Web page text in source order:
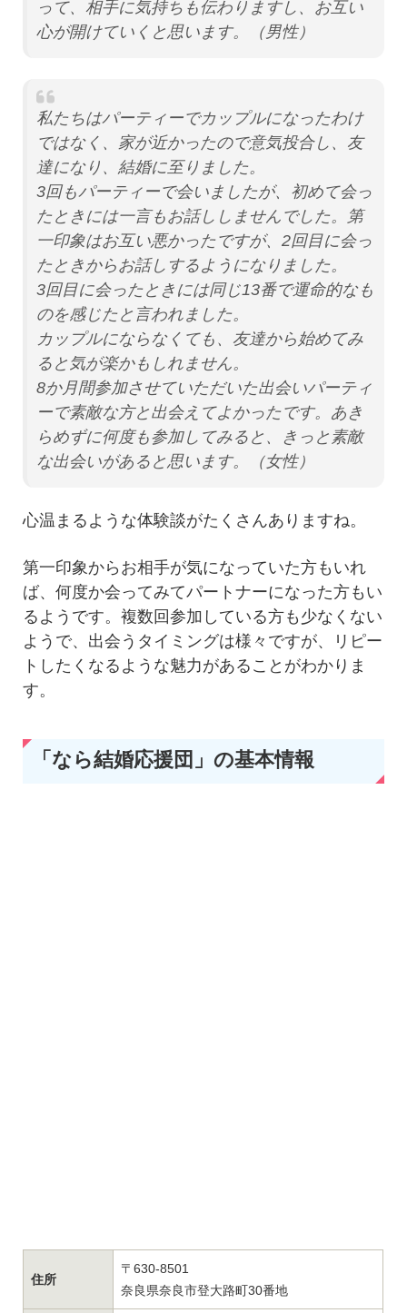
って、相手に気持ちも伝わりますし、お互い
心が開けていくと思います。（男性）
私たちはパーティーでカップルになったわけ
ではなく、家が近かったので意気投合し、友
達になり、結婚に至りました。
3回もパーティーで会いましたが、初めて会っ
たときには一言もお話ししませんでした。第
一印象はお互い悪かったですが、2回目に会っ
たときからお話しするようになりました。
3回目に会ったときには同じ13番で運命的なも
のを感じたと言われました。
カップルにならなくても、友達から始めてみ
ると気が楽かもしれません。
8か月間参加させていただいた出会いパーティ
ーで素敵な方と出会えてよかったです。あき
らめずに何度も参加してみると、きっと素敵
な出会いがあると思います。（女性）
心温まるような体験談がたくさんありますね。
第一印象からお相手が気になっていた方もいれ
ば、何度か会ってみてパートナーになった方もい
るようです。複数回参加している方も少なくない
ようで、出会うタイミングは様々ですが、リピー
トしたくなるような魅力があることがわかりま
す。
「なら結婚応援団」の基本情報
住所
〒630-8501
奈良県奈良市登大路町30番地